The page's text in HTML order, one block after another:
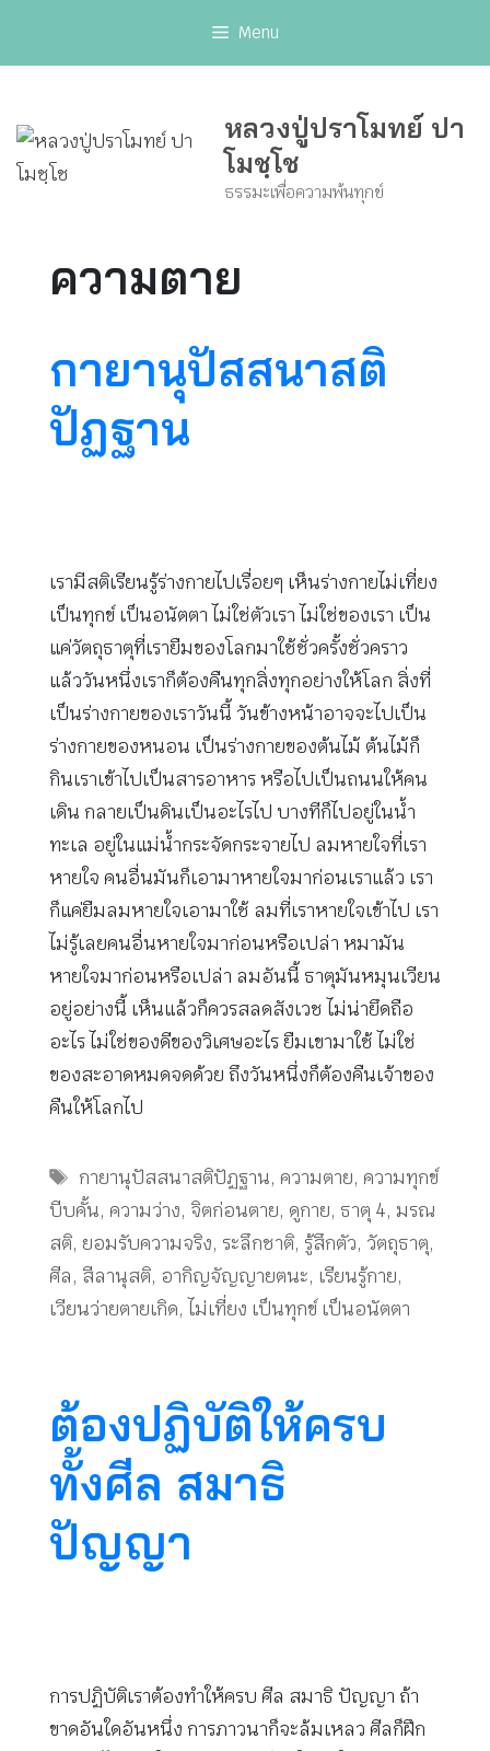
Menu
หลวงปู่ปราโมทย์ ปา
โมชฺโช
ธรรมะเพื่อความพ้นทุกข์
ความตาย
กายานุปัสสนาสติ
ปัฏฐาน
เรามีสติเรียนรู้ร่างกายไปเรื่อยๆ เห็นร่างกายไม่เที่ยง
เป็นทุกข์ เป็นอนัตตา ไม่ใช่ตัวเรา ไม่ใช่ของเรา เป็น
แค่วัตถุธาตุที่เรายืมของโลกมาใช้ชั่วครั้งชั่วคราว
แล้ววันหนึ่งเราก็ต้องคืนทุกสิ่งทุกอย่างให้โลก สิ่งที่
เป็นร่างกายของเราวันนี้ วันข้างหน้าอาจจะไปเป็น
ร่างกายของหนอน เป็นร่างกายของต้นไม้ ต้นไม้ก็
กินเราเข้าไปเป็นสารอาหาร หรือไปเป็นถนนให้คน
เดิน กลายเป็นดินเป็นอะไรไป บางทีก็ไปอยู่ในน้ำ
ทะเล อยู่ในแม่น้ำกระจัดกระจายไป ลมหายใจที่เรา
หายใจ คนอื่นมันก็เอามาหายใจมาก่อนเราแล้ว เรา
ก็แค่ยืมลมหายใจเอามาใช้ ลมที่เราหายใจเข้าไป เรา
ไม่รู้เลยคนอื่นหายใจมาก่อนหรือเปล่า หมามัน
หายใจมาก่อนหรือเปล่า ลมอันนี้ ธาตุมันหมุนเวียน
อยู่อย่างนี้ เห็นแล้วก็ควรสลดสังเวช ไม่น่ายึดถือ
อะไร ไม่ใช่ของดีของวิเศษอะไร ยืมเขามาใช้ ไม่ใช่
ของสะอาดหมดจดด้วย ถึงวันหนึ่งก็ต้องคืนเจ้าของ
คืนให้โลกไป
Tags
กายานุปัสสนาสติปัฏฐาน,ความตาย,ความทุกข์
บีบคั้น, ความว่าง, จิตก่อนตาย, ดูกาย, ธาตุ 4, มรณ
สติ, ยอมรับความจริง, ระลึกชาติ, รู้สึกตัว, วัตถุธาตุ,
ศีล, สีลานุสติ, อากิญจัญญายตนะ, เรียนรู้กาย,
เวียนว่ายตายเกิด, ไม่เที่ยง เป็นทุกข์ เป็นอนัตตา
ต้องปฏิบัติให้ครบ
ทั้งศีล สมาธิ
ปัญญา
การปฏิบัติเราต้องทำให้ครบ ศีล สมาธิ ปัญญา ถ้า
ขาดอันใดอันหนึ่ง การภาวนาก็จะล้มเหลว ศีลก็ฝึก